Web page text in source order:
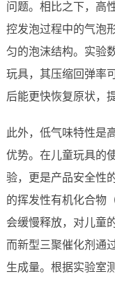
问题。相比之下，高
控发泡过程中的气泡
匀的泡沫结构。实验
玩具，其压缩回弹率
后能更快恢复原状，
此外，低气味特性是
优势。在儿童玩具的
验，更是产品安全性
的挥发性有机化合物
会缓慢释放，对儿童
而新型三聚催化剂通
生成量。根据实验室